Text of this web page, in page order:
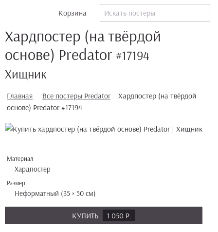
Корзина
Хардпостер (на твёрдой
основе) Predator #17194
Хищник
Главная Все постеры Predator
Хардпостер (на твёрдой
основе) Predator #17194
Материал
Хардпостер
Размер
Неформатный (35 × 50 см)
КУПИТЬ 1 050 Р.